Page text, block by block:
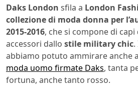
Daks London sfila a London
collezione di moda donna per
2015-2016, che si compone di
accessori dallo stile military chic
abbiamo potuto ammirare anche
moda uomo firmate Daks, tanta
fortuna, anche tanto rosso.